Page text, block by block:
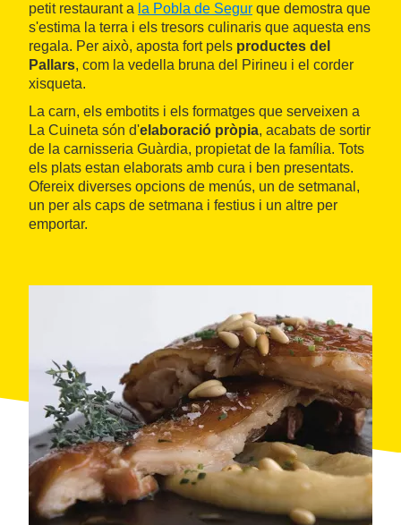
petit restaurant a la Pobla de Segur que demostra que
s'estima la terra i els tresors culinaris que aquesta ens
regala. Per això, aposta fort pels productes del
Pallars, com la vedella bruna del Pirineu i el corder
xisqueta.
La carn, els embotits i els formatges que serveixen a
La Cuineta són d'elaboració pròpia, acabats de sortir
de la carnisseria Guàrdia, propietat de la família. Tots
els plats estan elaborats amb cura i ben presentats.
Ofereix diverses opcions de menús, un de setmanal,
un per als caps de setmana i festius i un altre per
emportar.